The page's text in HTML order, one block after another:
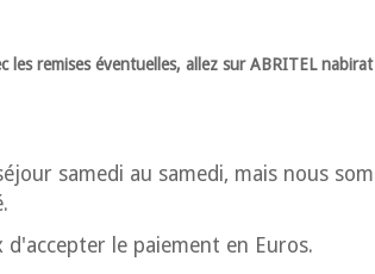
les remises éventuelles, allez sur ABRITEL
samedi au samedi, mais nous
le paiement en Euros.